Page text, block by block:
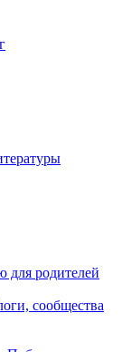
для родителей
сообщества